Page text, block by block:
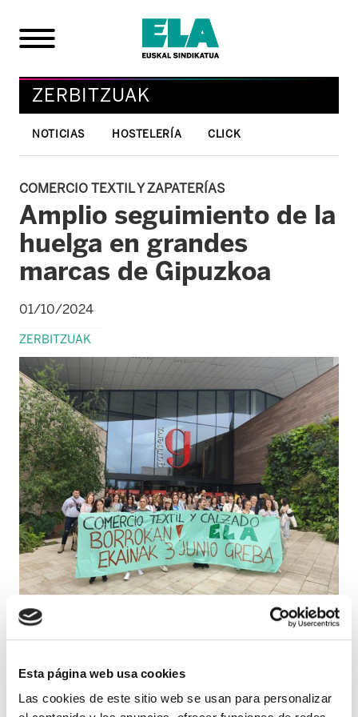
Esta página web usa cookies
Las cookies de este sitio web se usan para personalizar
ZERBITZUAK
NOTICIAS HOSTELERÍA CLICK
COMERCIO TEXTIL Y ZAPATERÍAS
Amplio seguimiento de la
huelga en grandes
marcas de Gipuzkoa
01/10/2024
ZERBITZUAK
Nueva jornada de huelga en el comercio
marcas de Gipuzkoa, convocada por ELA.
En la octava jornada de huelga,